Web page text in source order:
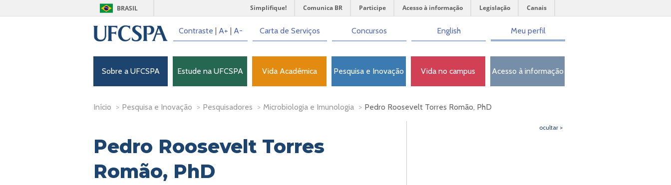
BRASIL Simplifique! Comunica BR Participe Acesso à informação Legislação Canais
Contraste | A+ | A- Carta de Serviços Concursos English Meu perfil
Sobre a UFCSPA Estude na UFCSPA Vida Acadêmica Pesquisa e Inovação Vida no campus Acesso à informação
Início > Pesquisa e Inovação > Pesquisadores > Microbiologia e Imunologia > Pedro Roosevelt Torres Romão, PhD
Pedro Roosevelt Torres
Romão, PhD
ocultar >